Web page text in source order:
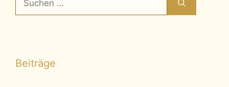
nach:
Beiträge